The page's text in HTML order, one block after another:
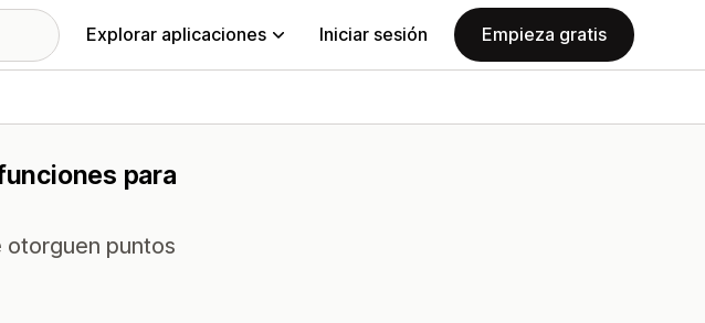
Explorar aplicaciones Iniciar sesión Empieza gratis
para
puntos